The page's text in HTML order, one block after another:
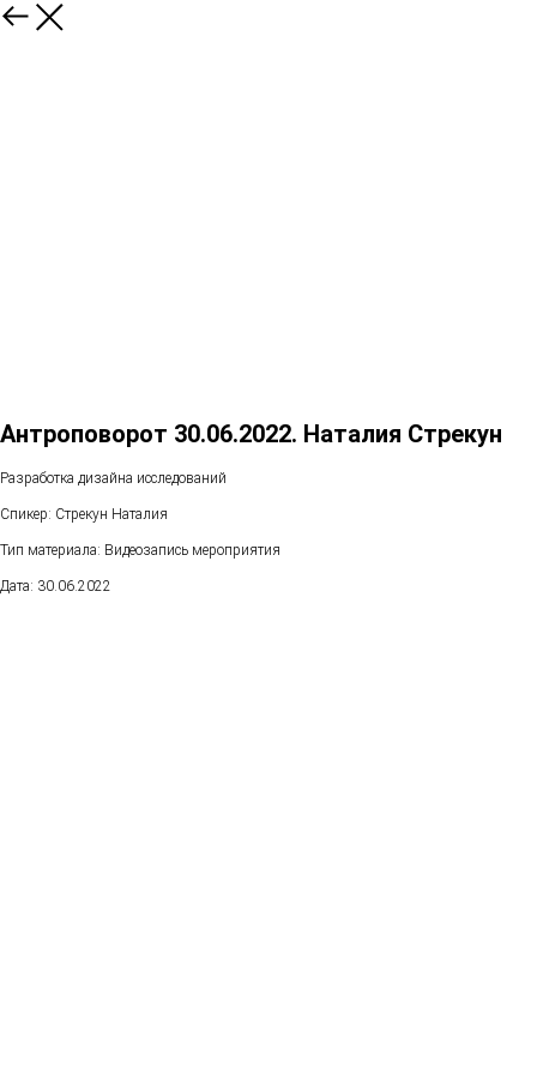
Антроповорот 30.06.2022. Наталия Стрекун
Разработка дизайна исследований
Спикер: Стрекун Наталия
Тип материала: Видеозапись мероприятия
Дата: 30.06.2022